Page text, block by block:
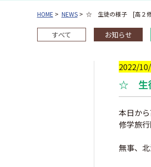
HOME > NEWS> ☆ 生徒の様子 [高２
すべて お知らせ
2022/
☆ 生
本日か
修学旅
無事、